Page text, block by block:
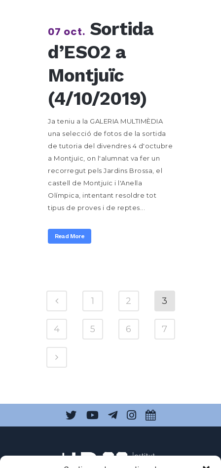
07 oct. Sortida
d’ESO2 a
Montjuïc
(4/10/2019)
Ja teniu a la GALERIA MULTIMÈDIA
una selecció de fotos de la sortida
de tutoria del divendres 4 d'octubre
a Montjuïc, on l'alumnat va fer un
recorregut pels Jardins Brossa, el
castell de Montjuïc i l'Anella
Olímpica, intentant resoldre tot
tipus de proves i de reptes...
Read More
1 2 3
4 5 6 7